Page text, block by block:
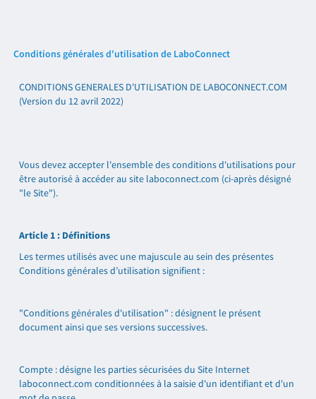
Conditions générales d'utilisation de LaboConnect
CONDITIONS GENERALES D'UTILISATION DE LABOCONNECT.COM
(Version du 12 avril 2022)
Vous devez accepter l'ensemble des conditions d'utilisations pour
être autorisé à accéder au site laboconnect.com (ci-après désigné
"le Site").
Article 1 : Définitions
Les termes utilisés avec une majuscule au sein des présentes
Conditions générales d’utilisation signifient :
"Conditions générales d'utilisation" : désignent le présent
document ainsi que ses versions successives.
Compte : désigne les parties sécurisées du Site Internet
laboconnect.com conditionnées à la saisie d'un identifiant et d'un